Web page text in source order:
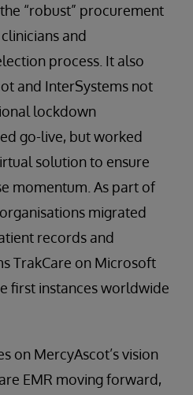
“robust” procurement
and
process. It also
and InterSystems not
lockdown
go-live, but worked
solution to ensure
momentum. As part of
migrated
records and
TrakCare on Microsoft
first instances worldwide
on MercyAscot’s vision
EMR moving forward,